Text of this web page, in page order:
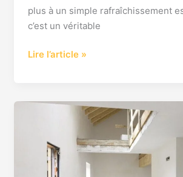
plus à un simple rafraîchissement
c’est un véritable
Lire l’article »
Rénover
Paris